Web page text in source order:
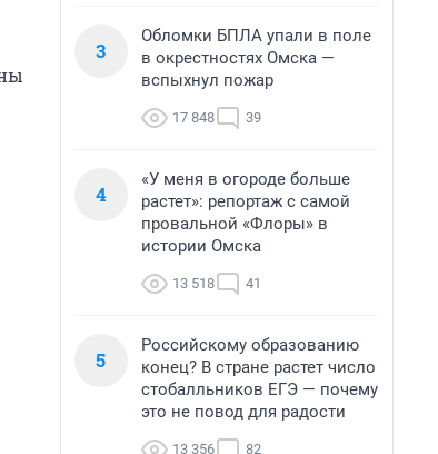
3
Обломки БПЛА упали в поле
в окрестностях Омска —
вспыхнул пожар
17 848 39
4
«У меня в огороде больше
растет»: репортаж с самой
провальной «Флоры» в
истории Омска
13 518 41
5
Российскому образованию
конец? В стране растет число
стобалльников ЕГЭ — почему
это не повод для радости
13 356 82